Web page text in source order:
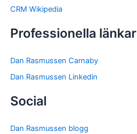
CRM Wikipedia
Professionella länkar
Dan Rasmussen Carnaby
Dan Rasmussen Linkedin
Social
Dan Rasmussen blogg